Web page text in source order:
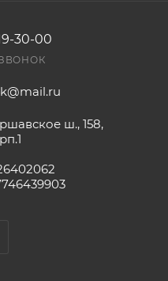
будет считаться
30-00
ш., 158,